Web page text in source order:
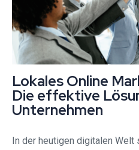
Lokales Online
Die effektive
Unternehmen
In der heutigen digitalen Welt